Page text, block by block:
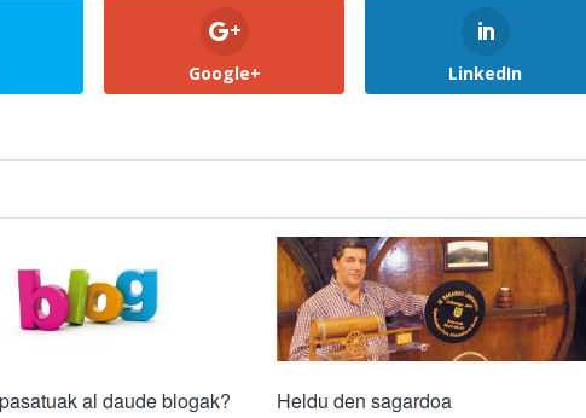
Google+ LinkedIn
al daude blogak? Heldu den sagardoa